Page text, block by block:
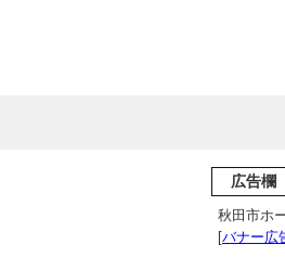
広告欄
秋田市ホ
[バナー広